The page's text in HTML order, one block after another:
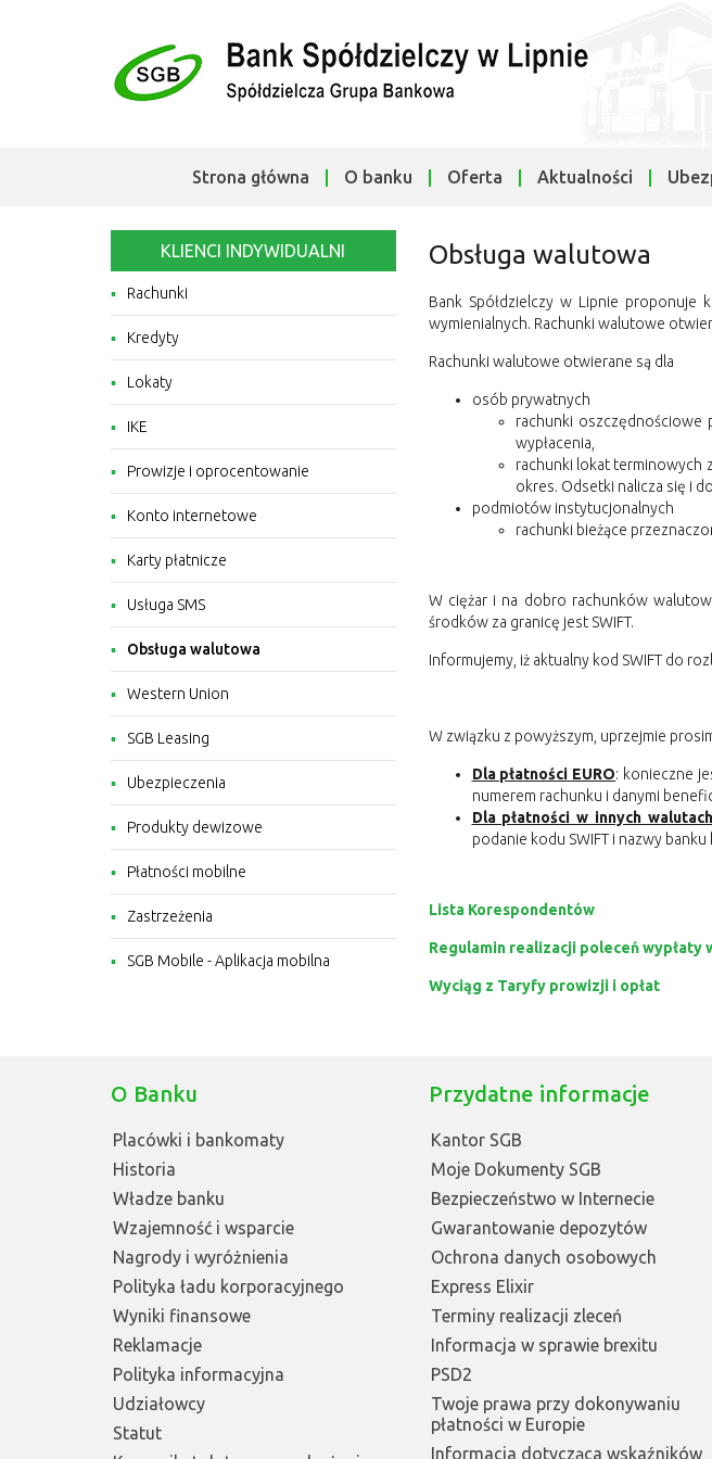
Strona główna O banku Oferta Aktualności
KLIENCI INDYWIDUALNI
Rachunki
Kredyty
Lokaty
IKE
Prowizje i oprocentowanie
Konto internetowe
Karty płatnicze
Usługa SMS
Obsługa walutowa
Western Union
SGB Leasing
Ubezpieczenia
Produkty dewizowe
Płatności mobilne
Zastrzeżenia
SGB Mobile - Aplikacja mobilna
Obsługa walutowa
Bank Spółdzielczy w Lipnie proponuje
wymienialnych. Rachunki walutowe
Rachunki walutowe otwierane są dla
osób prywatnych
rachunki oszczędnościowe
wypłacenia,
rachunki lokat terminowych
okres. Odsetki nalicza się i
podmiotów instytucjonalnych
rachunki bieżące
W ciężar i na dobro rachunków
środków za granicę jest SWIFT.
Informujemy, iż aktualny kod SWIFT do
W związku z powyższym, uprzejmie
Dla płatności EURO: konieczne
numerem rachunku i danymi
Dla płatności w innych walutach
podanie kodu SWIFT i nazwy
Lista Korespondentów
Regulamin realizacji poleceń wypłaty
Wyciąg z Taryfy prowizji i opłat
O Banku
Placówki i bankomaty
Historia
Władze banku
Wzajemność i wsparcie
Nagrody i wyróżnienia
Polityka ładu korporacyjnego
Wyniki finansowe
Reklamacje
Polityka informacyjna
Udziałowcy
Statut
Przydatne informacje
Kantor SGB
Moje Dokumenty SGB
Bezpieczeństwo w Internecie
Gwarantowanie depozytów
Ochrona danych osobowych
Express Elixir
Terminy realizacji zleceń
Informacja w sprawie brexitu
PSD2
Twoje prawa przy dokonywaniu
płatności w Europie
Informacja dotycząca wskaźników